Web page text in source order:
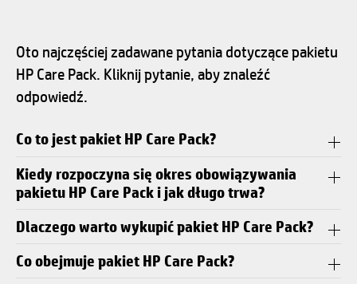
Oto najczęściej zadawane pytania dotyczące pakietu
HP Care Pack. Kliknij pytanie, aby znaleźć
odpowiedź.
Co to jest pakiet HP Care Pack?
Kiedy rozpoczyna się okres obowiązywania
pakietu HP Care Pack i jak długo trwa?
Dlaczego warto wykupić pakiet HP Care Pack?
Co obejmuje pakiet HP Care Pack?